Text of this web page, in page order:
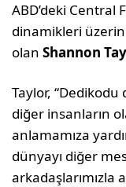
ABD’deki Central
dinamikleri
olanShannon
Taylor, “Dedikodu
diğer insanların
anlamamıza
dünyayı diğer
arkadaşlarımızla